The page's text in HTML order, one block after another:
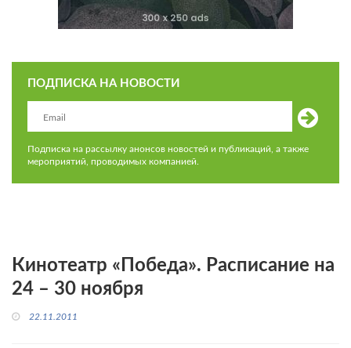
ПОДПИСКА НА НОВОСТИ
Подписка на рассылку анонсов новостей и публикаций, а также
мероприятий, проводимых компанией.
Кинотеатр «Победа». Расписание на
24 – 30 ноября
22.11.2011